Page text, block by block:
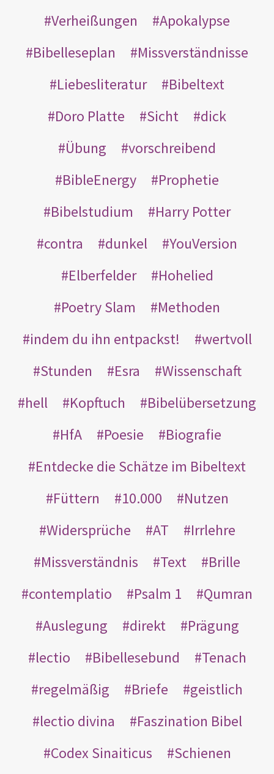
Verheißungen
Apokalypse
Bibelleseplan
Missverständnisse
Liebesliteratur
Bibeltext
Doro Platte
Sicht
dick
Übung
vorschreibend
BibleEnergy
Prophetie
Bibelstudium
Harry Potter
contra
dunkel
YouVersion
Elberfelder
Hohelied
Poetry Slam
Methoden
indem du ihn entpackst!
wertvoll
Stunden
Esra
Wissenschaft
hell
Kopftuch
Bibelübersetzung
HfA
Poesie
Biografie
Entdecke die Schätze im Bibeltext
Füttern
10.000
Nutzen
Widersprüche
AT
Irrlehre
Missverständnis
Text
Brille
contemplatio
Psalm 1
Qumran
Auslegung
direkt
Prägung
lectio
Bibellesebund
Tenach
regelmäßig
Briefe
geistlich
lectio divina
Faszination Bibel
Codex Sinaiticus
Schienen